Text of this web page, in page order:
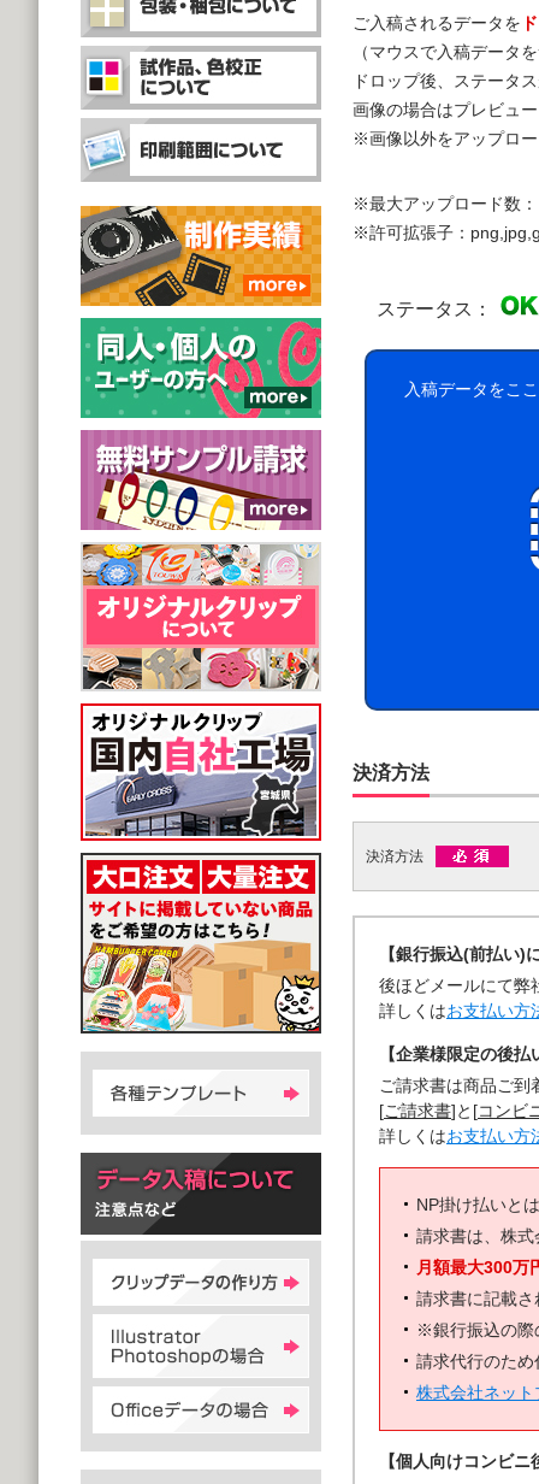
ご入稿されるデータを
（マウスで入稿データ
ドロップ後、ステータ
画像の場合はプレビュ
※画像以外をアップロ
※最大アップロード数
※許可拡張子：
ステータス：
入稿データをこ
決済方法
決済方法
【銀行振込(前払い)
後ほどメールにて弊
詳しくはお支払い方
【企業様限定の後
ご請求書は商品ご到
[ご請求書]と[コンビ
詳しくはお支払い方
NP掛け払いと
請求書は、株
月額最大300万
請求書に記載
※銀行振込の際
請求代行のた
株式会社ネッ
【個人向けコンビニ